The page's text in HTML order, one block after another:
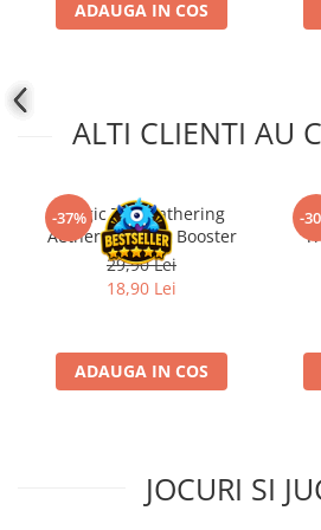
Disney Lorcana
Star Wars Unlimited
UniVersus CCG
Riftbound League of Legends TCG
Hololive
Magic The Gathering TCG
Colectii Oficiale Topps si Panini si
ADAUGA IN COS
ALTI CLIENTI AU
-37%
Magic The Gathering
Aetherdrift Play Booster
29,90 Lei
18,90 Lei
ADAUGA IN COS
-
JOCURI SI